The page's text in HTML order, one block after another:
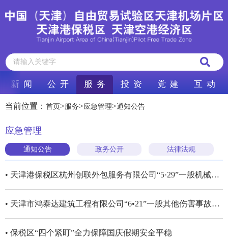
新 闻 公 开 服 务 投 资 党 建 互 动
当前位置： 首页>服务>应急管理>通知公告
应急管理
通知公告 政务公开 法律法规
• 天津港保税区杭州创联外包服务有限公司“5·29”一般机械伤害事故调查报告
• 天津市鸿泰达建筑工程有限公司“6•21”一般其他伤害事故结案评估报告
• 保税区“四个紧盯”全力保障国庆假期安全平稳